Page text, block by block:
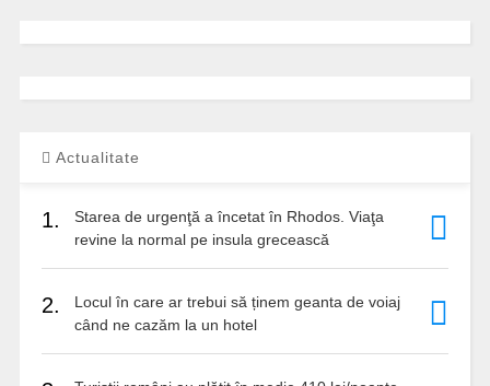
Actualitate
1.
Starea de urgenţă a încetat în Rhodos. Viaţa
revine la normal pe insula grecească
2.
Locul în care ar trebui să ținem geanta de voiaj
când ne cazăm la un hotel